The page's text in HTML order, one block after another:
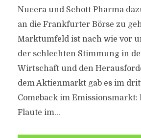
Nucera und Schott Pharma
an die Frankfurter Börse zu
Marktumfeld ist nach wie vor
der schlechten Stimmung in
Wirtschaft und den
dem Aktienmarkt gab es im
Comeback im Emissionsmarkt:
Flaute im...